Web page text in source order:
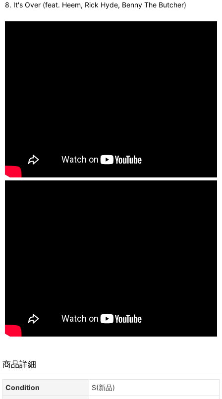
8. It's Over (feat. Heem, Rick Hyde, Benny The Butcher)
商品詳細
Condition
S(新品)